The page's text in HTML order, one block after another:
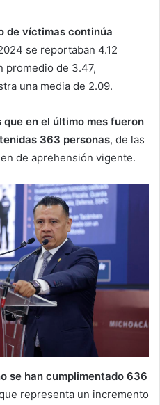
de víctimas continúa
se reportaban 4.12
promedio de 3.47,
una media de 2.09.
en el último mes fueron
363 personas, de las
de aprehensión vigente.
se han cumplimentado 636
representa un incremento